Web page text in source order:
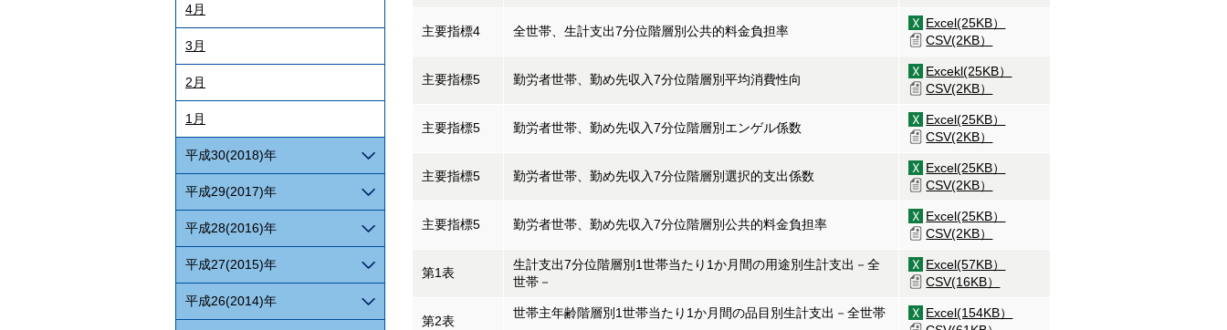
4月
3月
2月
1月
平成30(2018)年
平成29(2017)年
平成28(2016)年
平成27(2015)年
平成26(2014)年
主要指標4 全世帯、生計支出7分位階層別公共的料金負担率
Excel(25KB）
CSV(2KB）
主要指標5 勤労者世帯、勤め先収入7分位階層別平均消費性向
Excekl(25KB）
CSV(2KB）
主要指標5 勤労者世帯、勤め先収入7分位階層別エンゲル係数
Excel(25KB）
CSV(2KB）
主要指標5 勤労者世帯、勤め先収入7分位階層別選択的支出係数
Excel(25KB）
CSV(2KB）
主要指標5 勤労者世帯、勤め先収入7分位階層別公共的料金負担率
Excel(25KB）
CSV(2KB）
第1表
生計支出7分位階層別1世帯当たり1か月間の用途別生計支出－全
世帯－
Excel(57KB）
CSV(16KB）
第2表
世帯主年齢階層別1世帯当たり1か月間の品目別生計支出－全世帯
Excel(154KB）